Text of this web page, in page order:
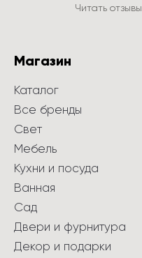
Читать отзывы
Магазин
Каталог
Все бренды
Свет
Мебель
Кухни и посуда
Ванная
Сад
Двери и фурнитура
Декор и подарки